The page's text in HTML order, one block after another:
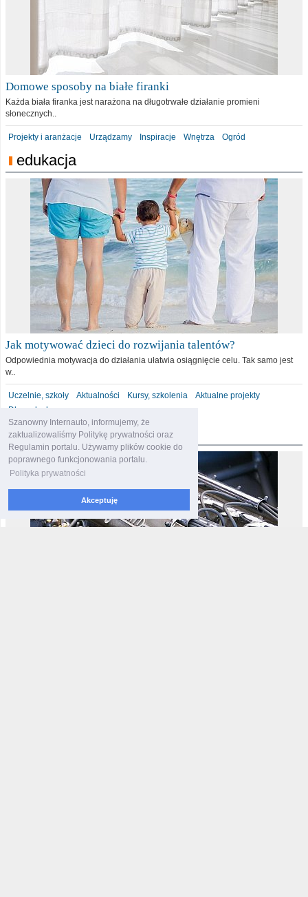
Szanowny Internauto, informujemy, że
zaktualizowaliśmy Politykę prywatności oraz
Regulamin portalu. Używamy plików cookie do
poprawnego funkcjonowania portalu.
Polityka prywatności
Akceptuję
Domowe sposoby na białe firanki
Każda biała firanka jest narażona na długotrwałe działanie promieni
słonecznych..
Projekty i aranżacje Urządzamy Inspiracje Wnętrza Ogród
edukacja
Jak motywować dzieci do rozwijania talentów?
Odpowiednia motywacja do działania ułatwia osiągnięcie celu. Tak samo jest
w..
Uczelnie, szkoły Aktualności Kursy, szkolenia
Aktualne projekty
Dla malucha
motoryzacja